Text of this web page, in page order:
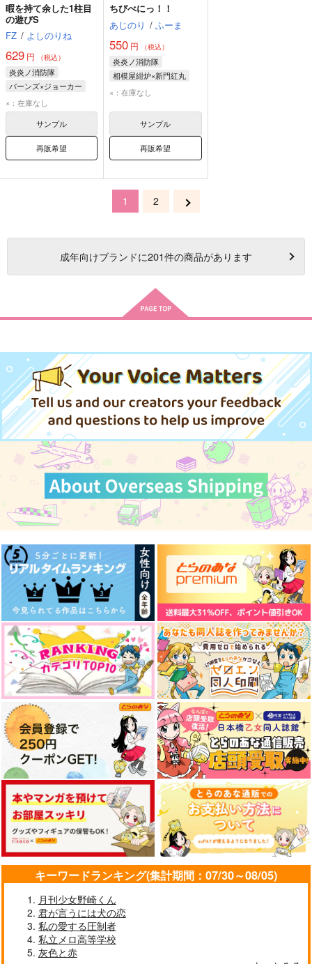
暇を持て余した1柱目
の遊びS
FZ / よしのりね
629 円 （税込）
炎炎ノ消防隊
バーンズ×ジョーカー
レオナルド・バーンズ
ジョーカー
×：在庫なし
サンプル
再販希望
ちびべにっ！！
あじのり / ふーま
550 円 （税込）
炎炎ノ消防隊
相模屋紺炉×新門紅丸
新門紅丸
×：在庫なし
サンプル
再販希望
1 2
成年向けブランドに201件の商品があります
キーワードランキング(集計期間：07/30～08/05)
月刊少女野崎くん
君が言うには犬の恋
私の愛する圧制者
私立メロ高等学校
灰色と赤